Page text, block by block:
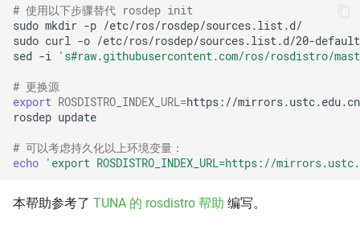
CentOS Vault
Debian
Debian Security
Debian-cdimage
Debian CN
# 使用以下步骤替代 rosdep init
sudo mkdir -p
sudo curl -o /etc/ros/rosdep/sources.list.d/20-
sed -i 's#raw.githubusercontent.com/ros/rosdistro/
# 更换源
export ROSDISTRO_INDEX_URL=
rosdep
# 可以考虑持久化以上环境变量：
echo
'export ROSDISTRO_INDEX_URL=https://
本帮助参考了 TUNA 的 rosdistro 帮助 编写。